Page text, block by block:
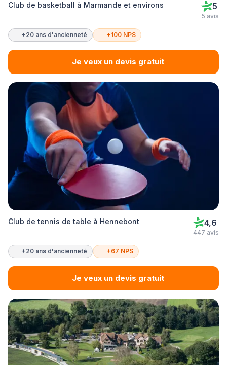
Club de basketball à Marmande et environs 5
5 avis
+20 ans d'ancienneté +100 NPS
Je veux un devis gratuit
Club de tennis de table à Hennebont 4,6
447 avis
+20 ans d'ancienneté +67 NPS
Je veux un devis gratuit